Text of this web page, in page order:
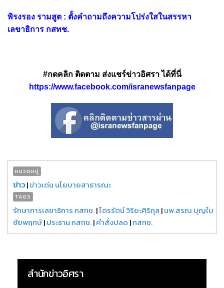
พิรงรอง รามสูต : ตั้งคำถามถึงความโปร่งใสในสรรหา
เลขาธิการ กสทช.
#กดคลิก ติดตาม ส่งแชร์ข่าวอิศรา ได้ที่นี่
https://www.facebook.com/isranewsfanpage
หมวดหมู่
ข่าว|ข่าวเด่น นโยบายสาธารณะ
TAGS
รักษาการเลขาธิการ กสทช.|ไตรรัตน์ วิริยะศิริกุล |นพ.สรณ บุญใบ
ชัยพฤกษ์|ประธาน กสทช.|คำสั่งปลด |กสทช.
สำนักข่าวอิศรา